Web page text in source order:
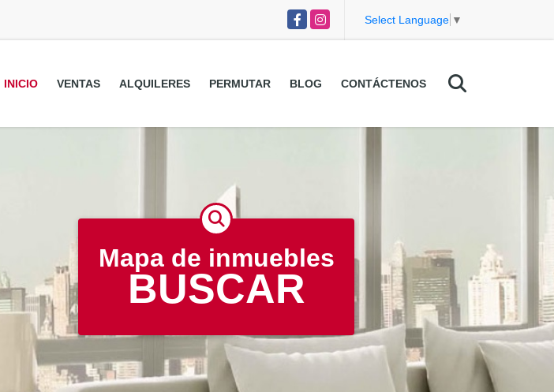
FacebookInstagram Select Language ▼
INICIO VENTAS ALQUILERES PERMUTAR BLOG CONTÁCTENOS
Mapa de inmuebles
BUSCAR